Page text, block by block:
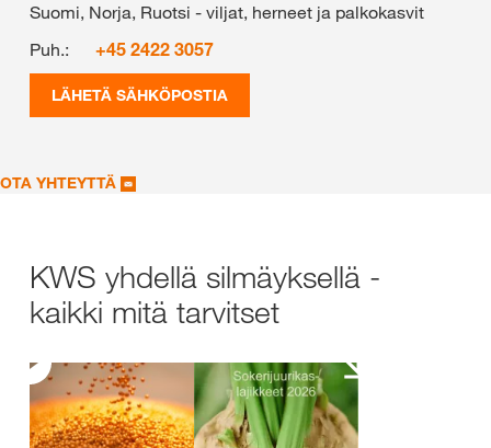
Suomi, Norja, Ruotsi - viljat, herneet ja palkokasvit
Puh.:
+45 2422 3057
LÄHETÄ SÄHKÖPOSTIA
OTA YHTEYTTÄ
KWS yhdellä silmäyksellä -
kaikki mitä tarvitset